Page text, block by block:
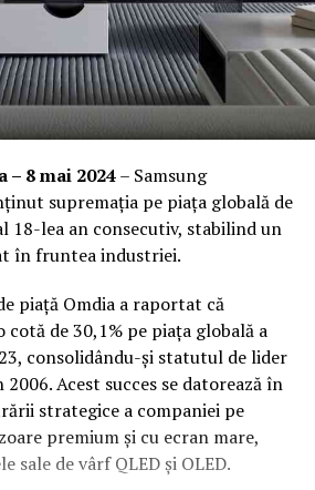
– 8 mai 2024– Samsung
supremația pe piața globală de
18-lea an consecutiv, stabilind un
în fruntea industriei.
piață Omdia a raportat că
cotă de 30,1% pe piața globală a
consolidându-și statutul de lider
Acest succes se datorează în
strategice a companiei pe
premium și cu ecran mare,
sale de vârf QLED și OLED.